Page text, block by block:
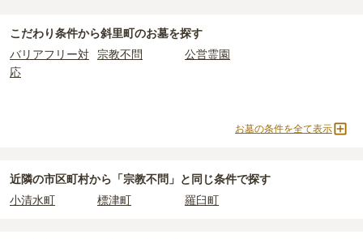
こだわり条件から斜里町のお墓を探す
バリアフリー対
応
宗教不問 公営霊園
お墓の条件を全て表示
近隣の市区町村から 「宗教不問」と 同じ条件で探す
小清水町
標津町 羅臼町